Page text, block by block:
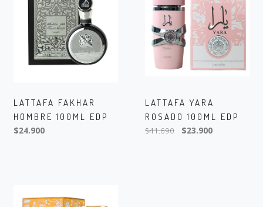
LATTAFA FAKHAR
HOMBRE 100ML EDP
$24.900
LATTAFA YARA
ROSADO 100ML EDP
$41.690 $23.900